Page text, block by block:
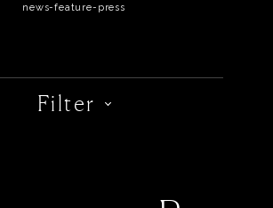
news-feature-press
Filter